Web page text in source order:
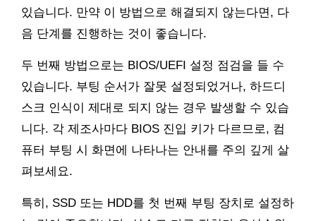
있습니다. 만약 이 방법으로 해결되지 않는다면, 다
음 단계를 진행하는 것이 좋습니다.
두 번째 방법으로는 BIOS/UEFI 설정 점검을 들 수
있습니다. 부팅 순서가 잘못 설정되었거나, 하드디
스크 인식이 제대로 되지 않는 경우 발생할 수 있습
니다. 각 제조사마다 BIOS 진입 키가 다르므로, 컴
퓨터 부팅 시 화면에 나타나는 안내를 주의 깊게 살
펴보세요.
특히, SSD 또는 HDD를 첫 번째 부팅 장치로 설정하